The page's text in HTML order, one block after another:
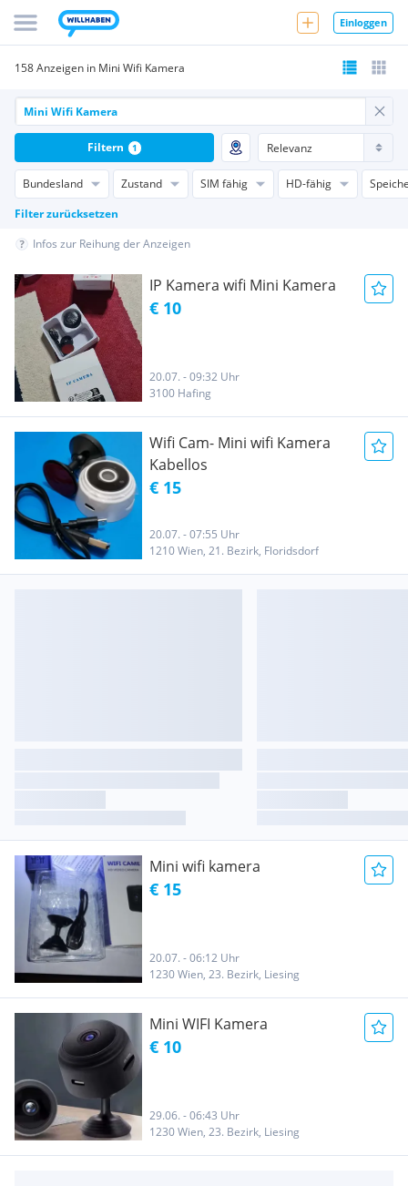
Einloggen
158 Anzeigen in Mini Wifi Kamera
Bundesland Zustand SIM fähig HD-fähig
Filter zurücksetzen
Filtern 1
Infos zur Reihung der Anzeigen
IP Kamera wifi Mini Kamera
€ 10
20.07. - 09:32 Uhr
3100 Hafing
Wifi Cam- Mini wifi Kamera
Kabellos
€ 15
20.07. - 07:55 Uhr
1210 Wien, 21. Bezirk, Floridsdorf
Mini wifi kamera
€ 15
20.07. - 06:12 Uhr
1230 Wien, 23. Bezirk, Liesing
Mini WIFI Kamera
€ 10
29.06. - 06:43 Uhr
1230 Wien, 23. Bezirk, Liesing